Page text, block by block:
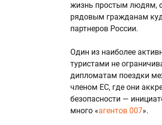
жизнь простым людям,
рядовым гражданам
партнеров России.
Один из наиболее
туристами не
дипломатам поездки
членом ЕС, где они
безопасности —
много «агентов 007».